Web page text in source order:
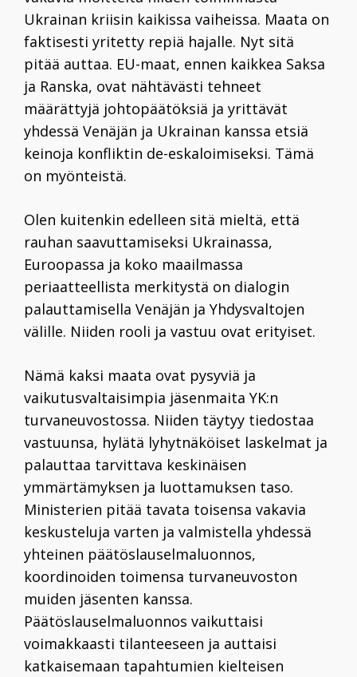
Ukrainan kriisin kaikissa vaiheissa. Maata on
faktisesti yritetty repiä hajalle. Nyt sitä
pitää auttaa. EU-maat, ennen kaikkea Saksa
ja Ranska, ovat nähtävästi tehneet
määrättyjä johtopäätöksiä ja yrittävät
yhdessä Venäjän ja Ukrainan kanssa etsiä
keinoja konfliktin de-eskaloimiseksi. Tämä
on myönteistä.
Olen kuitenkin edelleen sitä mieltä, että
rauhan saavuttamiseksi Ukrainassa,
Euroopassa ja koko maailmassa
periaatteellista merkitystä on dialogin
palauttamisella Venäjän ja Yhdysvaltojen
välille. Niiden rooli ja vastuu ovat erityiset.
Nämä kaksi maata ovat pysyviä ja
vaikutusvaltaisimpia jäsenmaita YK:n
turvaneuvostossa. Niiden täytyy tiedostaa
vastuunsa, hylätä lyhytnäköiset laskelmat ja
palauttaa tarvittava keskinäisen
ymmärtämyksen ja luottamuksen taso.
Ministerien pitää tavata toisensa vakavia
keskusteluja varten ja valmistella yhdessä
yhteinen päätöslauselmaluonnos,
koordinoiden toimensa turvaneuvoston
muiden jäsenten kanssa.
Päätöslauselmaluonnos vaikuttaisi
voimakkaasti tilanteeseen ja auttaisi
katkaisemaan tapahtumien kielteisen